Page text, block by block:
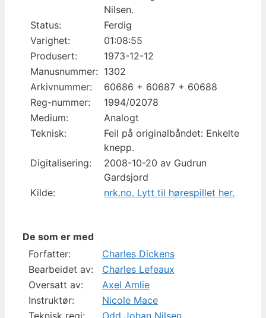
Nilsen.
Status:
Ferdig
Varighet:
01:08:55
Produsert:
1973-12-12
Manusnummer: 1302
Arkivnummer:
60686 + 60687 + 60688
Reg-nummer:
1994/02078
Medium:
Analogt
Teknisk:
Feil på originalbåndet: Enkelte
knepp.
Digitalisering:
2008-10-20 av Gudrun
Gardsjord
Kilde:
nrk.no. Lytt til hørespillet her.
De som er med
Forfatter:
Charles Dickens
Bearbeidet av:
Charles Lefeaux
Oversatt av:
Axel Amlie
Instruktør:
Nicole Mace